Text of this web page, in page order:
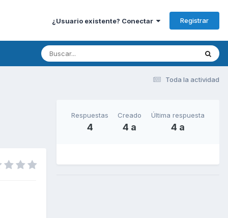
¿Usuario existente? Conectar Registrar
Toda la actividad
Respuestas
4
Creado
4 a
Última respuesta
4 a